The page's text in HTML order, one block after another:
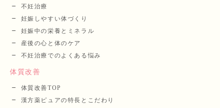
不妊治療
妊娠しやすい体づくり
妊娠中の栄養とミネラル
産後の⼼と体のケア
不妊治療でのよくある悩み
体質改善
体質改善TOP
漢⽅薬ピュアの特長とこだわり